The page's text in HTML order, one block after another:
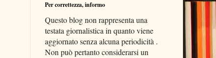
Per correttezza, informo
Questo blog non rappresenta una
testata giornalistica in quanto viene
aggiornato senza alcuna periodicità .
Non può pertanto considerarsi un